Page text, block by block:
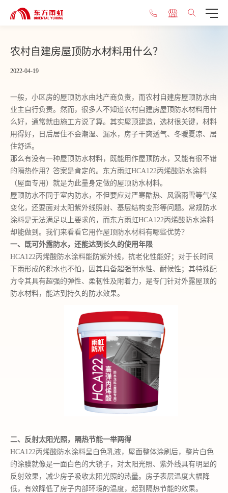
农村自建房屋顶防水材料用什么？
2022-04-19
一般，小区房的屋顶防水由地产商负责，而农村自建房屋顶防水由
业主自行负责。然而， 很多人不知道农村自建房屋顶防水材料用什
么好，通常就由施工方说了算。其实屋顶建造，选材很关键， 材料
用得好，
日后居住不会潮湿、 漏水，房子干爽透气、冬暖夏凉、 居
住舒适。
那么有没有一种屋顶防水材料，既能用作屋顶防水，又能有很不错
的隔热作用？答案是肯定的。东方雨虹HCA122丙烯酸防水涂料
（屋面专用 ） 就是为此量身定做的屋顶防水材料。
屋顶防水不同于室内防水，不但要应对严寒酷热、 风霜雨雪等气候
变化，还要面对太阳紫外线照射、基层结构变形等问题。常规防水
涂料是无法满足以上要求的 ， 而东方雨虹HCA122丙烯酸防水涂料
却能做到。 我们 来看看它用作屋顶防水材料有哪些优势？
一、
既可 外露防水，还能达到长久的使用年限
HCA122丙烯酸防水涂料能防紫外线，抗老化性能好；对于长时间
下雨形成的积水也不怕，因其具备超强耐水性、耐候性；其特殊配
方令其具有超强的弹性、柔韧性及附着力，是专门针对外露屋顶的
防水材料，能达到持久的防水效果。
二、 反射太阳光照， 隔热节能一举两得
HCA122丙烯酸防水涂料呈白色乳液，屋面整体涂刷后，整片白色
的涂膜就像是一面白色的大镜子，对太阳光照、紫外线具有明显的
反射效果，减少房子吸收太阳光照的热量。房子表层温度大幅降
低，有效降低了房子内部环境的温度，起到隔热节能的效果。